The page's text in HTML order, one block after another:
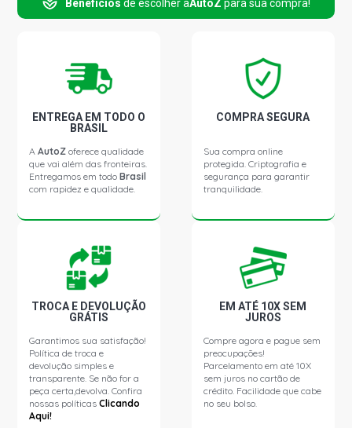
Benefícios de escolher aAutoZ para sua compra!
ENTREGA EM TODO O
BRASIL
AAutoZ oferece qualidade
que vai além das fronteiras.
Entregamos em todoBrasil
com rapidez e qualidade.
COMPRA SEGURA
Sua compra online
protegida. Criptografia e
segurança para garantir
tranquilidade.
TROCA E DEVOLUÇÃO
GRÁTIS
Garantimos sua satisfação!
Política de troca e
devolução simples e
transparente. Se não for a
peça certa,devolva. Confira
nossas políticasClicando
Aqui!
EM ATÉ 10X SEM
JUROS
Compre agora e pague sem
preocupações!
Parcelamento em até 10X
sem juros no cartão de
crédito. Facilidade que cabe
no seu bolso.